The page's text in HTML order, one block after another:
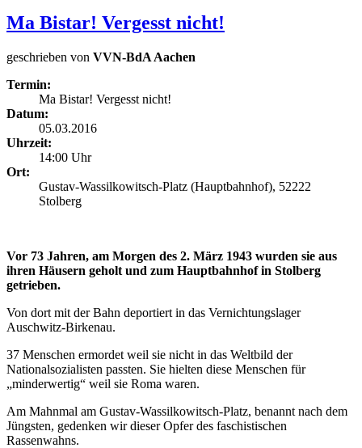
Ma Bistar! Vergesst nicht!
geschrieben von VVN-BdA Aachen
Termin:
Ma Bistar! Vergesst nicht!
Datum:
05.03.2016
Uhrzeit:
14:00 Uhr
Ort:
Gustav-Wassilkowitsch-Platz (Hauptbahnhof), 52222
Stolberg
Vor 73 Jahren, am Morgen des 2. März 1943 wurden sie aus
ihren Häusern geholt und zum Hauptbahnhof in Stolberg
getrieben.
Von dort mit der Bahn deportiert in das Vernichtungslager
Auschwitz-Birkenau.
37 Menschen ermordet weil sie nicht in das Weltbild der
Nationalsozialisten passten. Sie hielten diese Menschen für
„minderwertig“ weil sie Roma waren.
Am Mahnmal am Gustav-Wassilkowitsch-Platz, benannt nach dem
Jüngsten, gedenken wir dieser Opfer des faschistischen
Rassenwahns.